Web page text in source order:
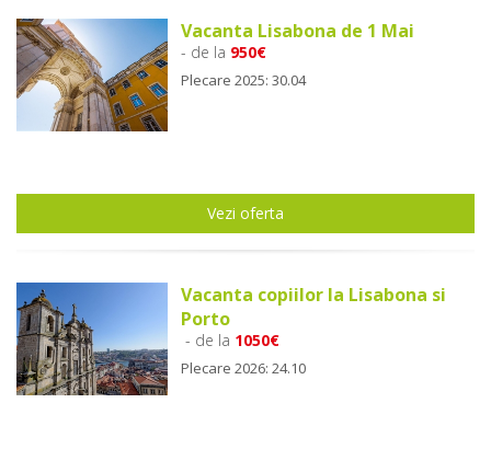
Vacanta Lisabona de 1 Mai
- de la 950€
Plecare 2025: 30.04
Vezi oferta
Vacanta copiilor la Lisabona si
Porto
- de la 1050€
Plecare 2026: 24.10